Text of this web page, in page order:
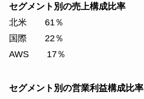
セグメント別の売上構成比率
北米 61％
国際 22％
AWS 17％
セグメント別の営業利益構成比率